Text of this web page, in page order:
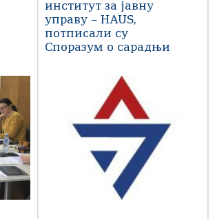
институт за јавну
управу – HAUS,
потписали су
Споразум о сарадњи